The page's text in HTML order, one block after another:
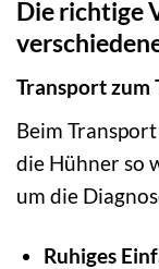
Die richtige
Transport zum
Beim
die Hühner so
um die
Ruhiges